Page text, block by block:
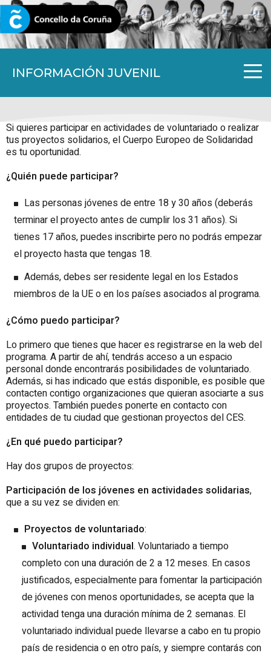
INFORMACIÓN JUVENIL
CORUNA.GAL
Si quieres participar en actividades de voluntariado o realizar
tus proyectos solidarios, el Cuerpo Europeo de Solidaridad
es tu oportunidad.
¿Quién puede participar?
Las personas jóvenes de entre 18 y 30 años (deberás
terminar el proyecto antes de cumplir los 31 años). Si
tienes 17 años, puedes inscribirte pero no podrás empezar
el proyecto hasta que tengas 18.
Además, debes ser residente legal en los Estados
miembros de la UE o en los países asociados al programa.
¿Cómo puedo participar?
Lo primero que tienes que hacer es registrarse en la web del
programa. A partir de ahí, tendrás acceso a un espacio
personal donde encontrarás posibilidades de voluntariado.
Además, si has indicado que estás disponible, es posible que
contacten contigo organizaciones que quieran asociarte a sus
proyectos. También puedes ponerte en contacto con
entidades de tu ciudad que gestionan proyectos del CES.
¿En qué puedo participar?
Hay dos grupos de proyectos:
Participación de los jóvenes en actividades solidarias,
que a su vez se dividen en:
Proyectos de voluntariado:
Voluntariado individual. Voluntariado a tiempo
completo con una duración de 2 a 12 meses. En casos
justificados, especialmente para fomentar la participación
de jóvenes con menos oportunidades, se acepta que la
actividad tenga una duración mínima de 2 semanas. El
voluntariado individual puede llevarse a cabo en tu propio
país de residencia o en otro país, y siempre contarás con